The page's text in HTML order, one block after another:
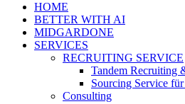
HOME
BETTER WITH AI
MIDGARDONE
SERVICES
RECRUITING SERVICE
Tandem Recruiting
Sourcing Service
Consulting